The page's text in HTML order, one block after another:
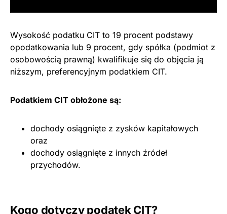
Wysokość podatku CIT to 19 procent podstawy
opodatkowania lub 9 procent, gdy spółka (podmiot z
osobowością prawną) kwalifikuje się do objęcia ją
niższym, preferencyjnym podatkiem CIT.
Podatkiem CIT obłożone są:
dochody osiągnięte z zysków kapitałowych
oraz
dochody osiągnięte z innych źródeł
przychodów.
Kogo dotyczy podatek CIT?